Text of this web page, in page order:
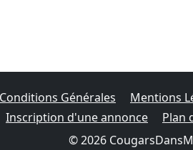
Conditions Générales
Mentions
Inscription d'une annonce
Plan
© 2026